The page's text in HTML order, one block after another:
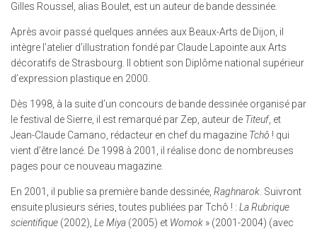
Gilles Roussel, alias Boulet, est un auteur de bande dessinée.
Après avoir passé quelques années aux Beaux-Arts de Dijon, il
intègre l’atelier d’illustration fondé par Claude Lapointe aux Arts
décoratifs de Strasbourg. Il obtient son Diplôme national supérieur
d’expression plastique en 2000.
Dès 1998, à la suite d’un concours de bande dessinée organisé par
le festival de Sierre, il est remarqué par Zep, auteur de Titeuf, et
Jean-Claude Camano, rédacteur en chef du magazine Tchô ! qui
vient d’être lancé. De 1998 à 2001, il réalise donc de nombreuses
pages pour ce nouveau magazine.
En 2001, il publie sa première bande dessinée, Raghnarok . Suivront
ensuite plusieurs séries, toutes publiées par Tchô ! : La Rubrique
scientifique (2002), Le Miya (2005) et Womok » (2001-2004) (avec